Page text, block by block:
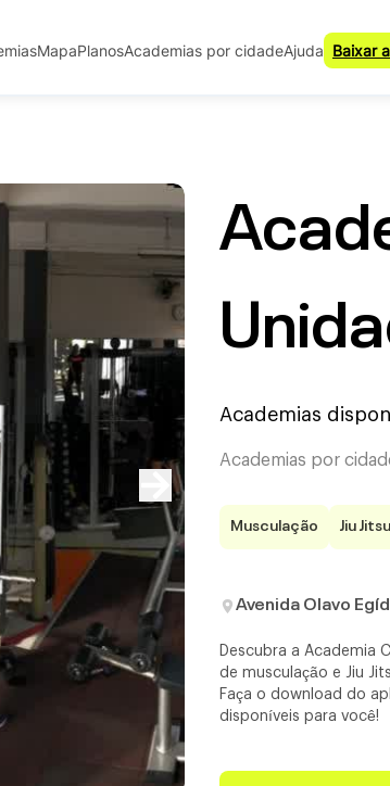
MapaPlanosAcademias por cidadeAjuda Baixar
Academias
Academias por
Musculação Jiu Jitsu
Avenida Olavo
Descubra a Academia
de musculação e Jiu
Faça o download do
disponíveis para você!